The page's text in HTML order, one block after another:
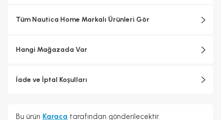
Tüm Nautica Home Markalı Ürünleri Gör
Hangi Mağazada Var
İade ve İptal Koşulları
Bu ürün Karaca tarafından gönderilecektir.